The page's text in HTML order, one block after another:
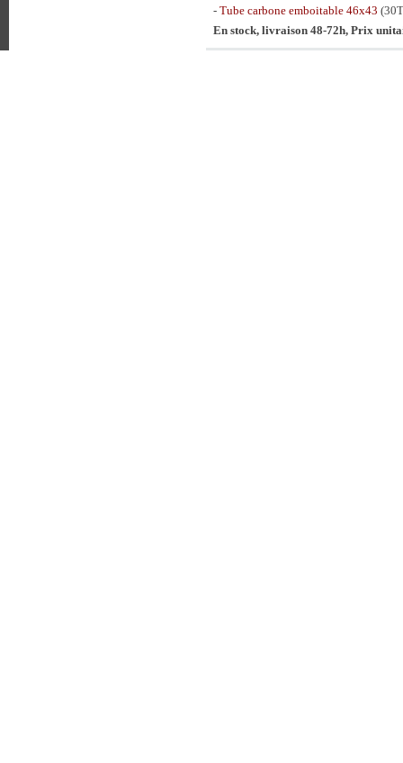
- Tube carbone emboitable 46x43
En stock, livraison 48-72h, Prix